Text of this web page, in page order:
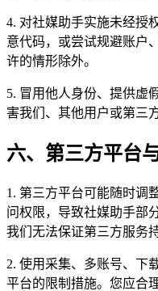
4. 对社媒助手实施未经授
意代码，或尝试规避账户
许的情形除外。
5. 冒用他人身份、提供虚
害我们、其他用户或第三
六、第三方平台
1. 第三方平台可能随时调
问权限，导致社媒助手部
我们无法保证第三方服务
2. 使用采集、多账号、下
平台的限制措施。您应合